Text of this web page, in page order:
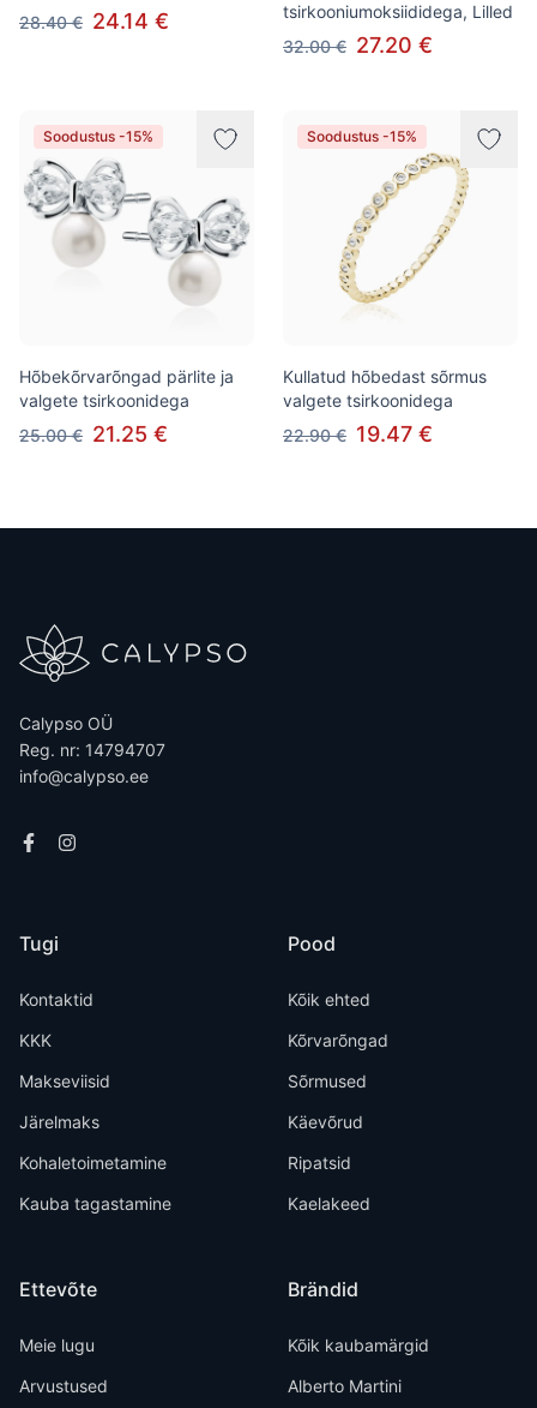
28.40 € 24.14 €
tsirkooniumoksiididega, Lilled
32.00 € 27.20 €
Soodustus -15%
Hõbekõrvarõngad pärlite ja
valgete tsirkoonidega
25.00 € 21.25 €
Soodustus -15%
Kullatud hõbedast sõrmus
valgete tsirkoonidega
22.90 € 19.47 €
Calypso OÜ
Reg. nr: 14794707
info@calypso.ee
Tugi
Kontaktid
KKK
Makseviisid
Järelmaks
Kohaletoimetamine
Kauba tagastamine
Ettevõte
Meie lugu
Arvustused
Pood
Kõik ehted
Kõrvarõngad
Sõrmused
Käevõrud
Ripatsid
Kaelakeed
Brändid
Kõik kaubamärgid
Alberto Martini